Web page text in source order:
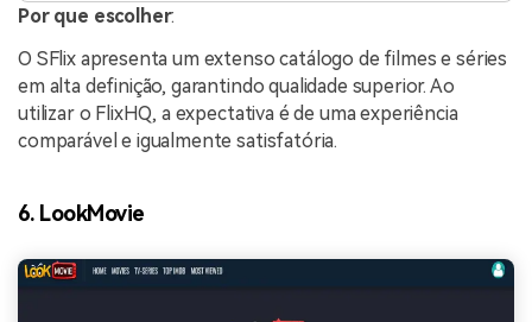
Por que escolher:
O SFlix apresenta um extenso catálogo de filmes e séries
em alta definição, garantindo qualidade superior. Ao
utilizar o FlixHQ, a expectativa é de uma experiência
comparável e igualmente satisfatória.
6. LookMovie